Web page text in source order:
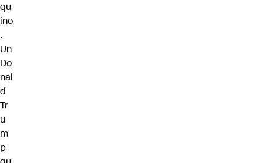
qu
ino
.
Un
Do
nal
d
Tr
u
m
p